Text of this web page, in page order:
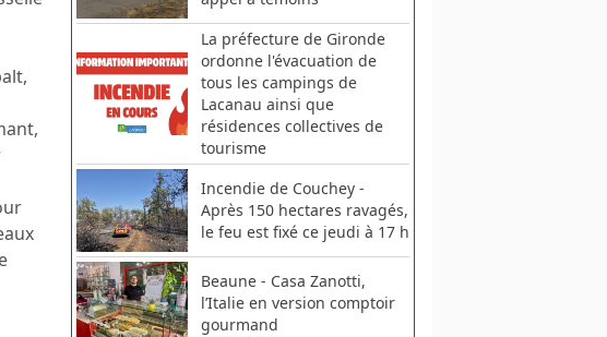
La préfecture de Gironde
ordonne l'évacuation de
tous les campings de
Lacanau ainsi que
résidences collectives de
tourisme
Incendie de Couchey -
Après 150 hectares ravagés,
le feu est fixé ce jeudi à 17 h
Beaune - Casa Zanotti,
l’Italie en version comptoir
gourmand